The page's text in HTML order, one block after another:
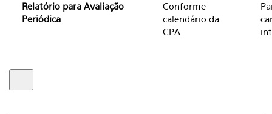
Relatório para Avaliação
Periódica
Conforme
calendário da
CPA